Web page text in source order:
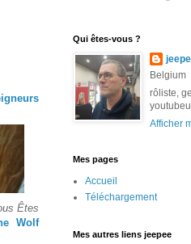
Êtes
Wolf
Qui êtes-vous ?
Belgium
rôliste,
Afficher
Mes pages
Accueil
Téléchargement
Mes autres liens jeepee